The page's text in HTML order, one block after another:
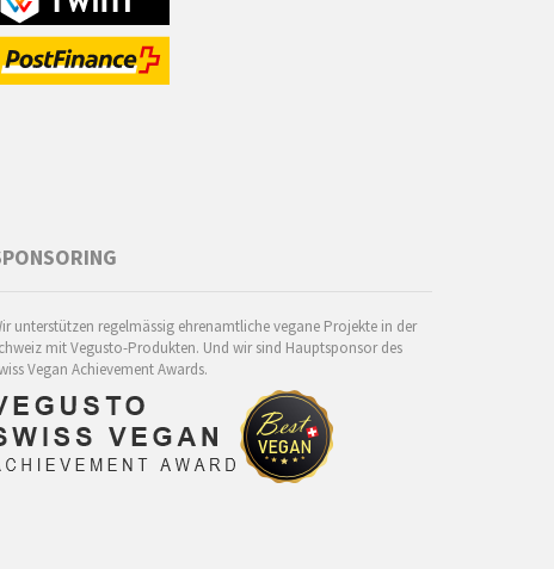
unterstützen regelmässig ehrenamtliche vegane Projekte in der
mit Vegusto-Produkten. Und wir sind Hauptsponsor des
Vegan Achievement Awards.